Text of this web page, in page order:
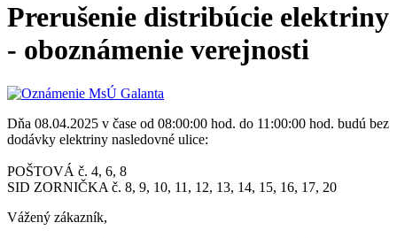
Prerušenie distribúcie elektriny
- oboznámenie verejnosti
Dňa 08.04.2025 v čase od 08:00:00 hod. do 11:00:00 hod. budú bez
dodávky elektriny nasledovné ulice:
POŠTOVÁ č. 4, 6, 8
SID ZORNIČKA č. 8, 9, 10, 11, 12, 13, 14, 15, 16, 17, 20
Vážený zákazník,